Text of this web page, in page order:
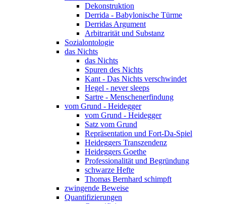
Dekonstruktion
Derrida - Babylonische Türme
Derridas Argument
Arbitrarität und Substanz
Sozialontologie
das Nichts
das Nichts
Spuren des Nichts
Kant - Das Nichts verschwindet
Hegel - never sleeps
Sartre - Menschenerfindung
vom Grund - Heidegger
vom Grund - Heidegger
Satz vom Grund
Repräsentation und Fort-Da-Spiel
Heideggers Transzendenz
Heideggers Goethe
Professionalität und Begründung
schwarze Hefte
Thomas Bernhard schimpft
zwingende Beweise
Quantifizierungen